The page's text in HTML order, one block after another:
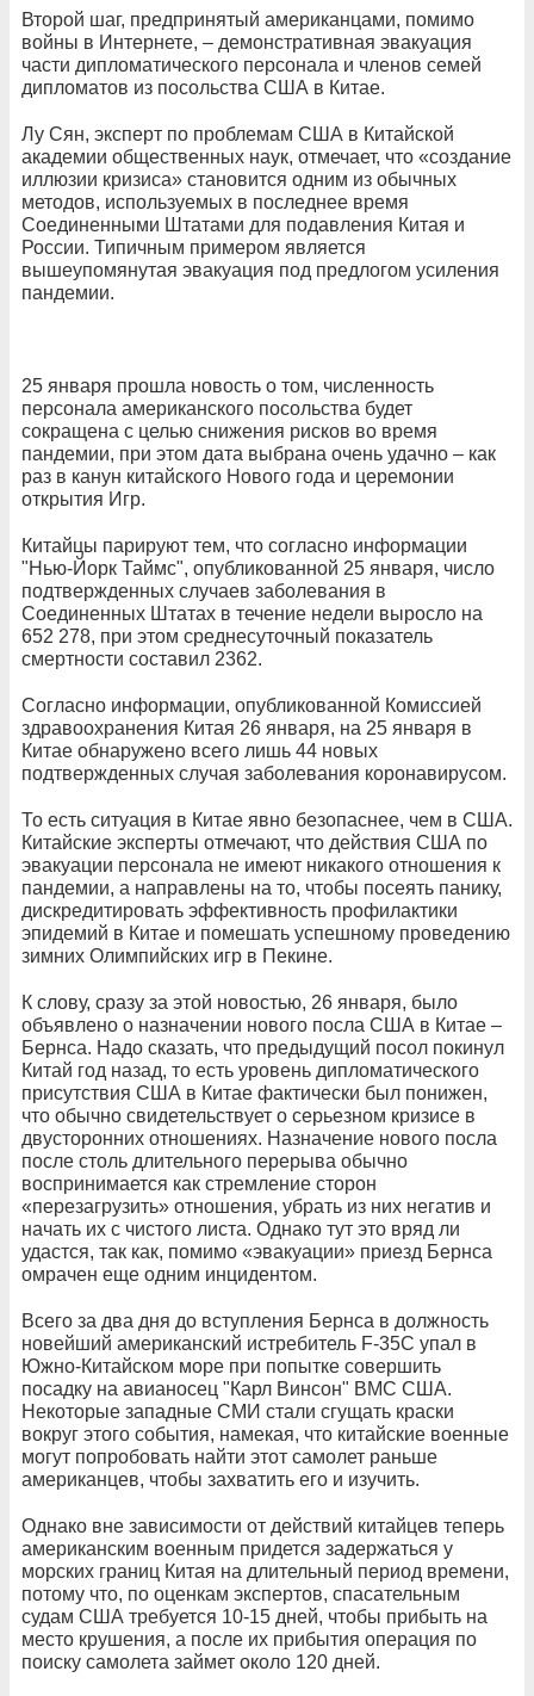
Второй шаг, предпринятый американцами, помимо
войны в Интернете, – демонстративная эвакуация
части дипломатического персонала и членов семей
дипломатов из посольства США в Китае.
Лу Сян, эксперт по проблемам США в Китайской
академии общественных наук, отмечает, что «создание
иллюзии кризиса» становится одним из обычных
методов, используемых в последнее время
Соединенными Штатами для подавления Китая и
России. Типичным примером является
вышеупомянутая эвакуация под предлогом усиления
пандемии.
25 января прошла новость о том, численность
персонала американского посольства будет
сокращена с целью снижения рисков во время
пандемии, при этом дата выбрана очень удачно – как
раз в канун китайского Нового года и церемонии
открытия Игр.
Китайцы парируют тем, что согласно информации
"Нью-Йорк Таймс", опубликованной 25 января, число
подтвержденных случаев заболевания в
Соединенных Штатах в течение недели выросло на
652 278, при этом среднесуточный показатель
смертности составил 2362.
Согласно информации, опубликованной Комиссией
здравоохранения Китая 26 января, на 25 января в
Китае обнаружено всего лишь 44 новых
подтвержденных случая заболевания коронавирусом.
То есть ситуация в Китае явно безопаснее, чем в США.
Китайские эксперты отмечают, что действия США по
эвакуации персонала не имеют никакого отношения к
пандемии, а направлены на то, чтобы посеять панику,
дискредитировать эффективность профилактики
эпидемий в Китае и помешать успешному проведению
зимних Олимпийских игр в Пекине.
К слову, сразу за этой новостью, 26 января, было
объявлено о назначении нового посла США в Китае –
Бернса. Надо сказать, что предыдущий посол покинул
Китай год назад, то есть уровень дипломатического
присутствия США в Китае фактически был понижен,
что обычно свидетельствует о серьезном кризисе в
двусторонних отношениях. Назначение нового посла
после столь длительного перерыва обычно
воспринимается как стремление сторон
«перезагрузить» отношения, убрать из них негатив и
начать их с чистого листа. Однако тут это вряд ли
удастся, так как, помимо «эвакуации» приезд Бернса
омрачен еще одним инцидентом.
Всего за два дня до вступления Бернса в должность
новейший американский истребитель F-35C упал в
Южно-Китайском море при попытке совершить
посадку на авианосец "Карл Винсон" ВМС США.
Некоторые западные СМИ стали сгущать краски
вокруг этого события, намекая, что китайские военные
могут попробовать найти этот самолет раньше
американцев, чтобы захватить его и изучить.
Однако вне зависимости от действий китайцев теперь
американским военным придется задержаться у
морских границ Китая на длительный период времени,
потому что, по оценкам экспертов, спасательным
судам США требуется 10-15 дней, чтобы прибыть на
место крушения, а после их прибытия операция по
поиску самолета займет около 120 дней.